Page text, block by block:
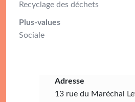
Recyclage des déchets
Plus-values
Sociale
Adresse
13 rue du Maréchal